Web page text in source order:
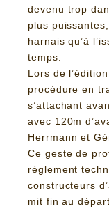
devenu trop
plus
harnais qu’à
temps.
Lors de
procédure en
s’attachant
avec 120m
Herrmann et
Ce geste de
règlement
constructeurs
mit fin au